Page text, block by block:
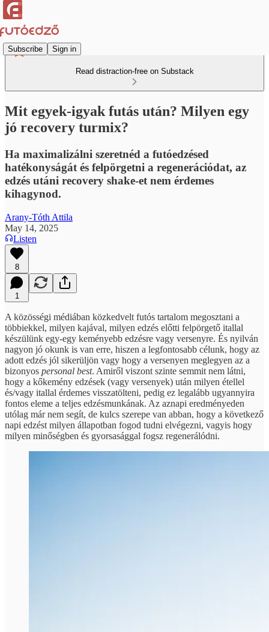
Subscribe Sign in
Read distraction-free on Substack
Mit egyek-igyak futás után? Milyen egy
jó recovery turmix?
Ha maximalizálni szeretnéd a futóedzésed
hatékonyságát és felpörgetni a regenerációdat, az
edzés utáni recovery shake-et nem érdemes
kihagynod.
Arany-Tóth Attila
May 14, 2025
Listen
8
1
A közösségi médiában közkedvelt futós tartalom megosztani a
többiekkel, milyen kajával, milyen edzés előtti felpörgető itallal
készülünk egy-egy keményebb edzésre vagy versenyre. És nyilván
nagyon jó okunk is van erre, hiszen a legfontosabb célunk, hogy az
adott edzés jól sikerüljön vagy hogy a versenyen meglegyen az a
bizonyos personal best. Amiről viszont szinte semmit nem látni,
hogy a kőkemény edzések (vagy versenyek) után milyen étellel
és/vagy itallal érdemes visszatölteni, pedig ez legalább ugyannyira
fontos eleme a teljes edzésmunkának. Az aznapi eredményeden
utólag már nem segít, de kulcs szerepe van abban, hogy a következő
napi edzést milyen állapotban fogod tudni elvégezni, vagyis hogy
milyen minőségben és gyorsasággal fogsz regenerálódni.